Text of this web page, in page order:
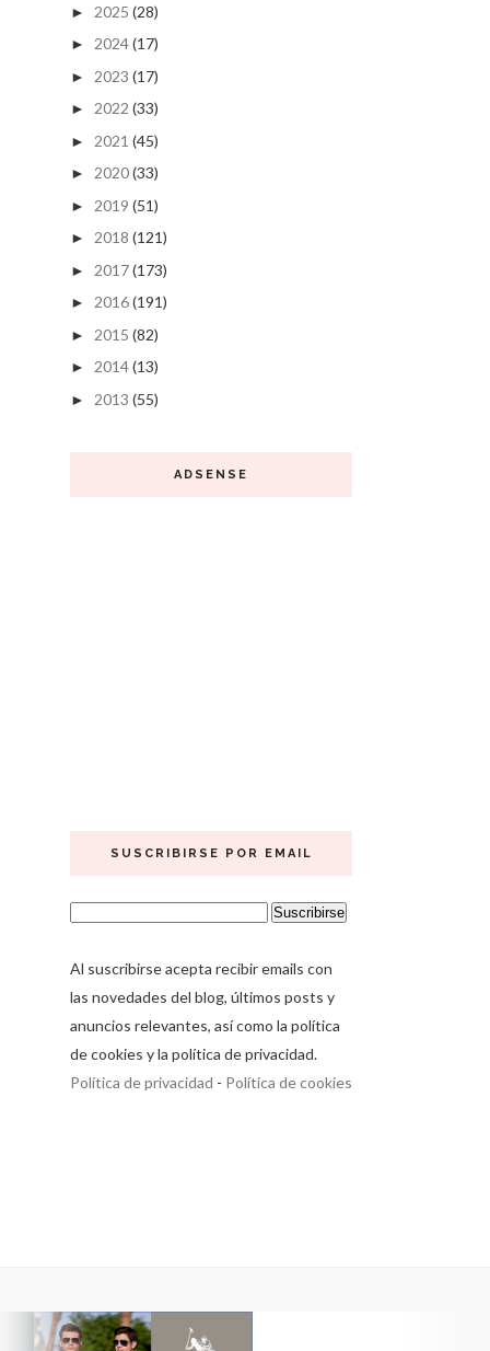
► 2025 (28)
► 2024(17)
► 2023 (17)
► 2022 (33)
► 2021 (45)
► 2020(33)
► 2019 (51)
► 2018 (121)
► 2017(173)
► 2016(191)
► 2015 (82)
► 2014(13)
► 2013 (55)
ADSENSE
SUSCRIBIRSE POR EMAIL
Al suscribirse acepta recibir emails con
las novedades del blog, últimos posts y
anuncios relevantes, así como la política
de cookies y la política de privacidad.
Política de privacidad - Política de cookies